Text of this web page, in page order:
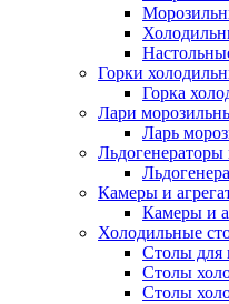
Горки
Горка
Лари
Ларь
Льдогенераторы
Камеры и
Камеры и
Холодильные
Столы
Столы
Столы